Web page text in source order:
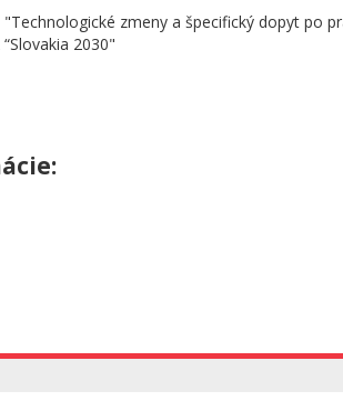
"Technologické zmeny a špecifický dopyt po
2030"